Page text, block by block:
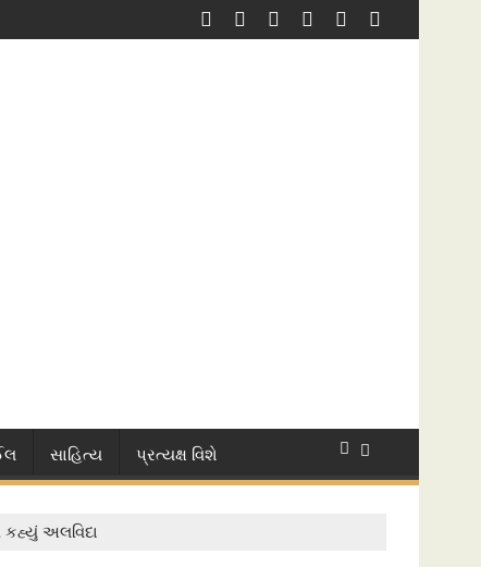
સાહિત્ય પ્રત્યક્ષ વિશે
કહ્યું અલવિદા